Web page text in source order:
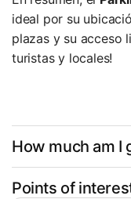
ideal por su
plazas y su acceso
turistas y locales!
How much am I
Points of